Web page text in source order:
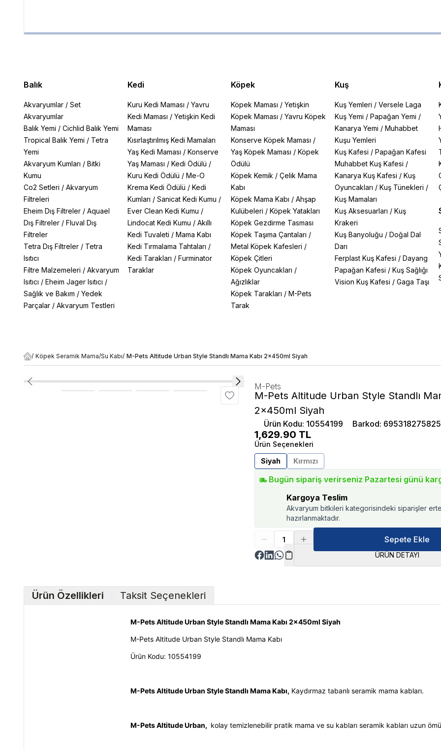
Balık
Akvaryumlar / Set
Akvaryumlar
Balık Yemi / Cichlid Balık Yemi
Tropical Balık Yemi / Tetra
Yemi
Akvaryum Kumları / Bitki
Kumu
Co2 Setleri / Akvaryum
Filtreleri
Eheim Dış Filtreler / Aquael
Dış Filtreler / Fluval Dış
Filtreler
Tetra Dış Filtreler / Tetra
Isıtıcı
Filtre Malzemeleri / Akvaryum
Isıtıcı / Eheim Jager Isıtıcı /
Sağlık ve Bakım / Yedek
Parçalar / Akvaryum Testleri
Kedi
Kuru Kedi Maması / Yavru
Kedi Maması / Yetişkin Kedi
Maması
Kısırlaştırılmış Kedi Mamaları
Yaş Kedi Maması / Konserve
Yaş Maması / Kedi Ödülü /
Kuru Kedi Ödülü / Me-O
Krema Kedi Ödülü / Kedi
Kumları / Sanicat Kedi Kumu /
Ever Clean Kedi Kumu /
Lindocat Kedi Kumu / Akıllı
Kedi Tuvaleti / Mama Kabı
Kedi Tırmalama Tahtaları /
Kedi Tarakları / Furminator
Taraklar
Köpek
Köpek Maması /Yetişkin
Köpek Maması /Yavru Köpek
Maması
Konserve Köpek Maması /
Yaş Köpek Maması /Köpek
Ödülü
Köpek Kemik /Çelik Mama
Kabı
Köpek Mama Kabı /Ahşap
Kulübeleri /Köpek Yatakları
Köpek Gezdirme Tasması
Köpek Taşıma Çantaları /
Metal Köpek Kafesleri /
Köpek Çitleri
Köpek Oyuncakları /
Ağızlıklar
Köpek Tarakları /M-Pets
Tarak
Kuş
Kuş Yemleri / Versele Laga
Kuş Yemi / Papağan Yemi /
Kanarya Yemi / Muhabbet
Kuşu Yemleri
Kuş Kafesi / Papağan Kafesi
Muhabbet Kuş Kafesi /
Kanarya Kuş Kafesi / Kuş
Oyuncakları / Kuş Tünekleri /
Kuş Mamaları
Kuş Aksesuarları / Kuş
Krakeri
Kuş Banyoluğu / Doğal Dal
Darı
Ferplast Kuş Kafesi / Dayang
Papağan Kafesi / Kuş Sağlığı
Vision Kuş Kafesi / Gaga Taşı
/ Köpek Seramik Mama/Su Kabı/ M-Pets Altitude Urban Style Standlı Mama Kabı 2x450ml Siyah
M-Pets
M-Pets Altitude Urban Style Standlı
2x450ml Siyah
Ürün Kodu: 10554199 Barkod:
1,629.90 TL
Ürün Seçenekleri
Siyah
Kırmızı
Bugün sipariş verirseniz Pazartesi günü
Kargoya Teslim
Akvaryum bitkileri kategorisindeki siparişler
hazırlanmaktadır.
Sepete Ekle
ÜRÜN DETAYI
Ürün Özellikleri Taksit Seçenekleri
M-Pets Altitude Urban Style Standlı Mama Kabı 2x450ml Siyah
M-Pets Altitude Urban Style Standlı Mama Kabı
Ürün Kodu: 10554199
M-Pets Altitude Urban Style Standlı Mama Kabı, Kaydırmaz tabanlı seramik mama kabları.
M-Pets Altitude Urban, kolay temizlenebilir pratik mama ve su kabları seramik kabları uzun